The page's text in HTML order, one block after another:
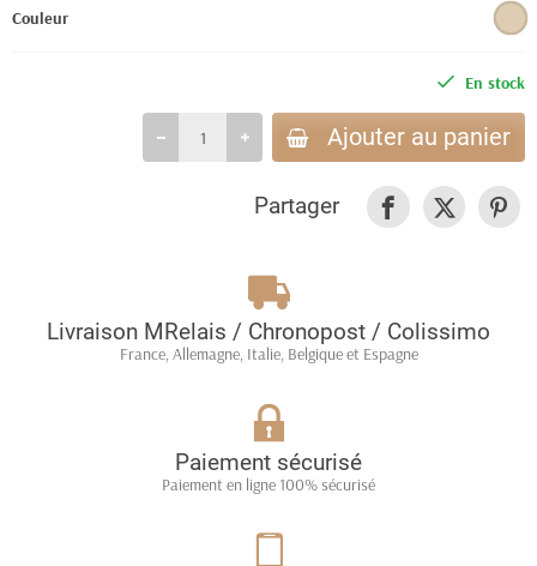
Couleur
En stock
Ajouter au panier
Partager
Livraison MRelais / Chronopost / Colissimo
France, Allemagne, Italie, Belgique et Espagne
Paiement sécurisé
Paiement en ligne 100% sécurisé